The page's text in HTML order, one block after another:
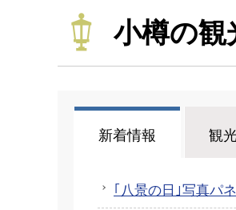
小樽の観
新着情報 観
｢八景の日｣写真パ